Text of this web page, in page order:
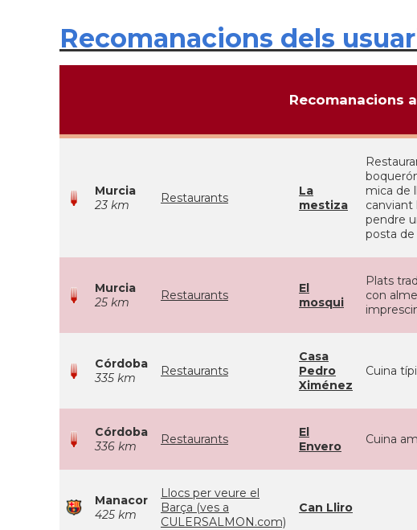
Recomanacions dels
Recomanacions
Murcia
23 km
Restaurants
La
mestiza
mica de
canviant
pendre
posta de
Murcia
25 km
Restaurants
El
mosqui
Plats
con
Córdoba
335 km
Restaurants
Casa
Pedro
Ximénez
Cuina
Córdoba
336 km
Restaurants
El
Envero
Cuina
Manacor
425 km
Llocs per veure el
Barça (ves a
CULERSALMON.com)
Can Lliro